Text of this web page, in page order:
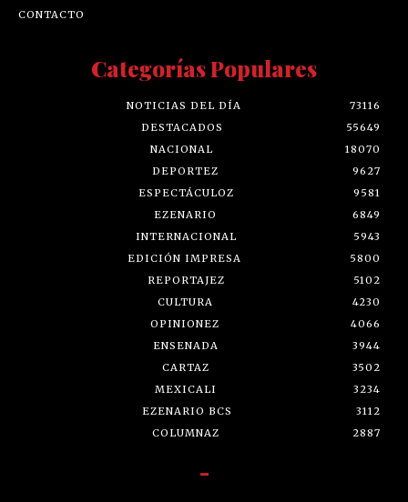
CONTACTO
Categorías Populares
NOTICIAS DEL DÍA
73116
DESTACADOS
55649
NACIONAL
18070
DEPORTEZ
9627
ESPECTÁCULOZ
9581
EZENARIO
6849
INTERNACIONAL
5943
EDICIÓN IMPRESA
5800
REPORTAJEZ
5102
CULTURA
4230
OPINIONEZ
4066
ENSENADA
3944
CARTAZ
3502
MEXICALI
3234
EZENARIO BCS
3112
COLUMNAZ
2887
-